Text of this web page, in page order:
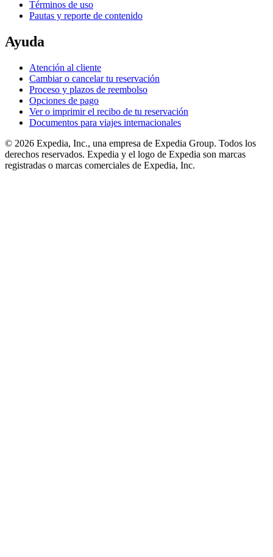
Términos de uso
Pautas y reporte de contenido
Ayuda
Atención al cliente
Cambiar o cancelar tu reservación
Proceso y plazos de reembolso
Opciones de pago
Ver o imprimir el recibo de tu reservación
Documentos para viajes internacionales
© 2026 Expedia, Inc., una empresa de Expedia Group. Todos los
derechos reservados. Expedia y el logo de Expedia son marcas
registradas o marcas comerciales de Expedia, Inc.